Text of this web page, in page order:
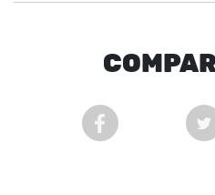
COM
COMPARTILHAR